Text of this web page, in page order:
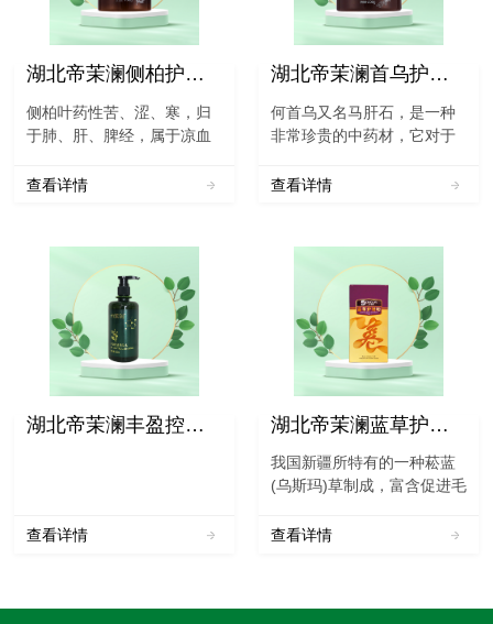
湖北帝茉澜侧柏护发粉
侧柏叶药性苦、涩、寒，归
于肺、肝、脾经，属于凉血
子，它含有多种药用功效，
作用，平时可以用于人类秃
顶和脱发等多种...
查看详情
湖北帝茉澜首乌护发粉
何首乌又名马肝石，是一种
非常珍贵的中药材，它对于
不但能够强身健体，还能够
国药典》一部对制首乌的表
述：“[功能与主治] 补肝...
查看详情
湖北帝茉澜丰盈控油洗发水
查看详情
湖北帝茉澜蓝草护发粉
我国新疆所特有的一种菘蓝
(乌斯玛)草制成，富含促进毛
炎、抗病毒、凉血等功效。
查看详情